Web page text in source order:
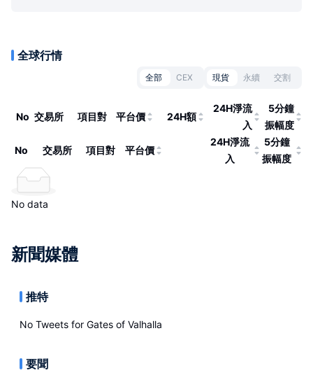
全球行情
全部 CEX 現貨 永續 交割
No 交易所 項目對 平台價 24H額
24H淨流
入
5分鐘
振幅度
No 交易所 項目對 平台價
24H淨流
入
5分鐘
振幅度
No data
新聞媒體
推特
No Tweets for Gates of Valhalla
要聞